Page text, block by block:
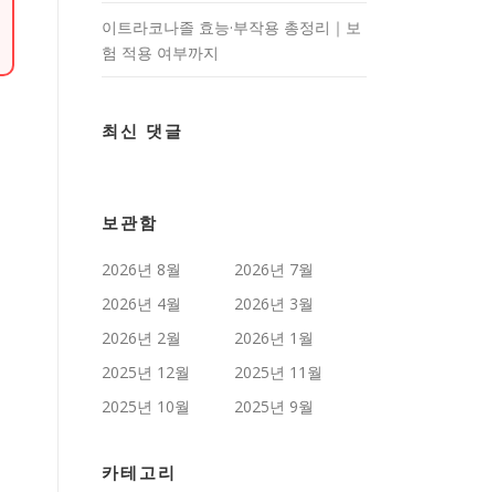
이트라코나졸 효능·부작용 총정리｜보
험 적용 여부까지
최신 댓글
보관함
2026년 8월
2026년 7월
2026년 4월
2026년 3월
2026년 2월
2026년 1월
2025년 12월
2025년 11월
2025년 10월
2025년 9월
카테고리